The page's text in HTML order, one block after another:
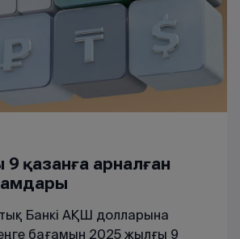
қазанға арналған
Банкі АҚШ долларына
бағамын 2025 жылғы 9